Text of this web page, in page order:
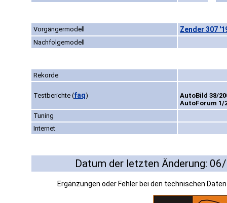
Vorgängermodell Zender 307
Nachfolgemodell
Rekorde
Testberichte (faq)
AutoBild 38/
AutoForum 1/
Tuning
Internet
Datum der letzten Änderung:
Ergänzungen oder Fehler bei den technischen